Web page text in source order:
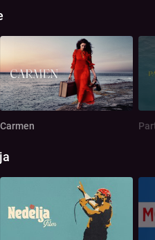
Carmen